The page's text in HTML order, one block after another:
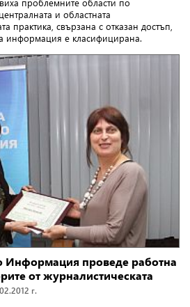
и областната
практика, свързана с отказан достъп,
информация е класифицирана.
Информация проведе работна
от журналистическата
г.